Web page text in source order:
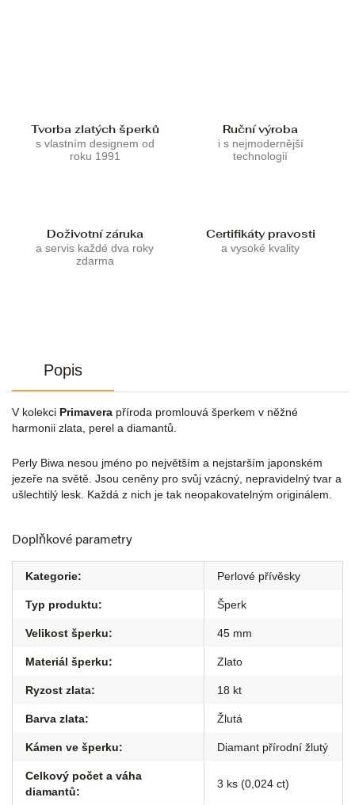
Tvorba zlatých šperků
s vlastním designem od
roku 1991
Ruční výroba
i s nejmodernější
technologií
Doživotní záruka
a servis každé dva roky
zdarma
Certifikáty pravosti
a vysoké kvality
Popis
V kolekci Primavera příroda promlouvá šperkem v něžné
harmonii zlata, perel a diamantů.
Perly Biwa nesou jméno po největším a nejstarším japonském
jezeře na světě. Jsou ceněny pro svůj vzácný, nepravidelný tvar a
ušlechtilý lesk. Každá z nich je tak neopakovatelným originálem.
Doplňkové parametry
Kategorie: Perlové přívěsky
Typ produktu: Šperk
Velikost šperku: 45 mm
Materiál šperku: Zlato
Ryzost zlata: 18 kt
Barva zlata: Žlutá
Kámen ve šperku: Diamant přírodní žlutý
Celkový počet a váha
diamantů:
3 ks (0,024 ct)